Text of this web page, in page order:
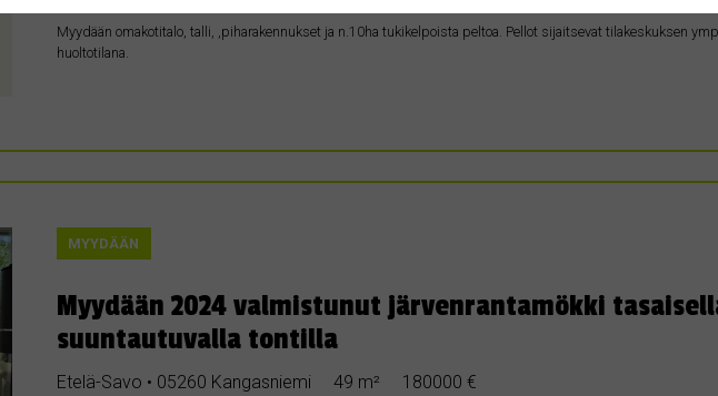
Myydään omakotitalo, talli, ,piharakennukset ja n.10ha tukikelpoista peltoa. Pellot sijaitsevat tilakeskuksen
huoltotilana.
MYYDÄÄN
Myydään 2024 valmistunut järvenrantamökki
suuntautuvalla tontilla
Etelä-Savo • 05260 Kangasniemi 49 m² 180000 €